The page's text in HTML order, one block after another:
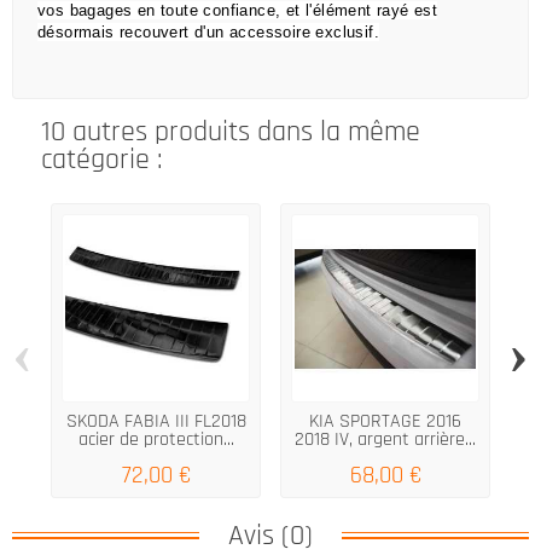
vos bagages en toute confiance, et l'élément rayé est
désormais recouvert d'un accessoire exclusif.
10 autres produits dans la même
catégorie :
SKODA FABIA III FL2018
acier de protection...
72,00 €
KIA SPORTAGE 2016
2018 IV, argent arrière...
68,00 €
‹ ›
Avis (0)